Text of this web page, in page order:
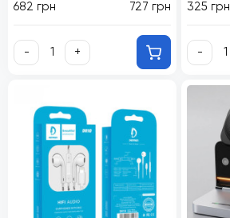
682 грн
727 грн
- +
325 грн
-